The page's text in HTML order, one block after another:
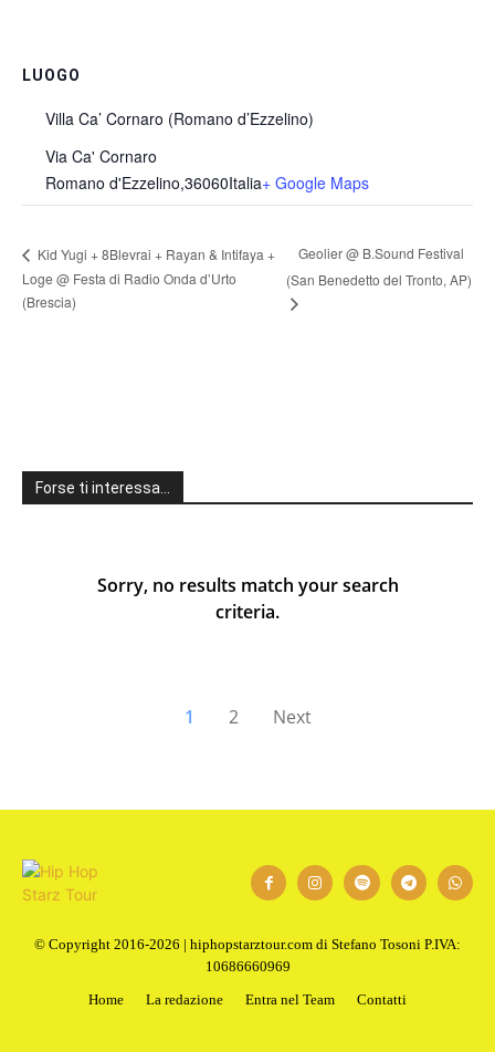
LUOGO
Villa Ca’ Cornaro (Romano d’Ezzelino)
Via Ca' Cornaro
Romano d'Ezzelino,36060Italia+ Google Maps
Kid Yugi + 8Blevrai + Rayan & Intifaya +
Loge @ Festa di Radio Onda d’Urto
(Brescia)
Geolier @ B.Sound Festival
(San Benedetto del Tronto, AP)
Forse ti interessa…
Sorry, no results match your search
criteria.
1 2 Next
© Copyright 2016-2026 | hiphopstarztour.com di Stefano Tosoni P.IVA:
10686660969
Home
La redazione Entra nel Team Contatti